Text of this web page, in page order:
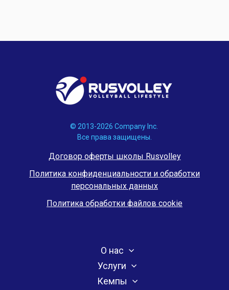
© 2013-2026 Company Inc.
Все права защищены.
Договор оферты школы Rusvolley
Политика конфиденциальности и обработки
персональных данных
Политика обработки файлов cookie
О нас
Услуги
Кемпы